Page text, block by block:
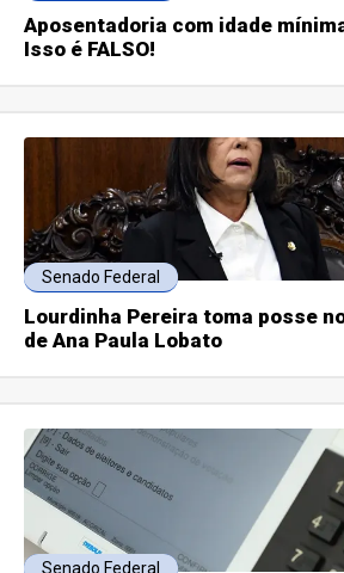
Aposentadoria com idade
Isso é FALSO!
Senado Federal
Lourdinha Pereira toma posse
de Ana Paula Lobato
Senado Federal